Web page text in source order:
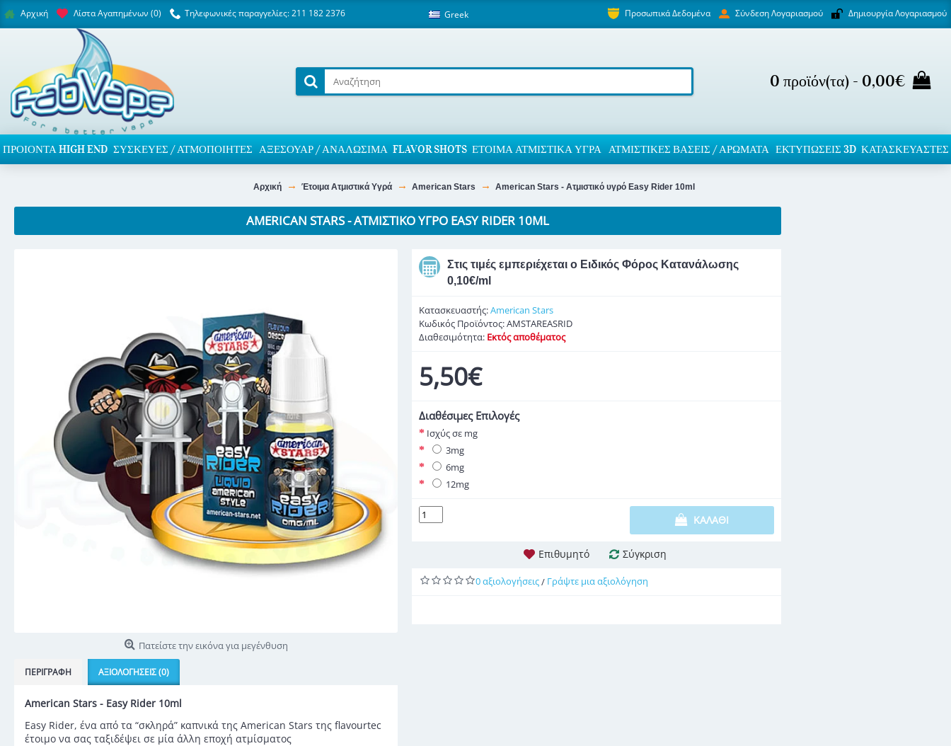
Αρχική Λίστα Αγαπημένων (0) Τηλεφωνικές παραγγελίες: 211 182 2376 Greek Προσωπικά Δεδομένα Σύνδεση Λογαριασμού Δημιουργία Λογαριασμού
0 προϊόν(τα) - 0,00€
ΠΡΟΙΌΝΤΑ HIGH END ΣΥΣΚΕΥΈΣ / ΑΤΜΟΠΟΙΗΤΈΣ ΑΞΕΣΟΥΆΡ / ΑΝΑΛΏΣΙΜΑ FLAVOR SHOTS ΈΤΟΙΜΑ ΑΤΜΙΣΤΙΚΆ ΥΓΡΆ ΑΤΜΙΣΤΙΚΈΣ ΒΆΣΕΙΣ / ΑΡΏΜΑΤΑ ΕΚΤΥΠΏΣΕΙΣ 3D ΚΑΤΑΣΚΕΥΑΣΤΕΣ
Αρχική Έτοιμα Ατμιστικά Υγρά American Stars American Stars - Ατμιστικό υγρό Easy Rider 10ml
AMERICAN STARS - ΑΤΜΙΣΤΙΚΌ ΥΓΡΌ EASY RIDER 10ML
Πατείστε την εικόνα για μεγένθυση
ΠΕΡΙΓΡΑΦΉ ΑΞΙΟΛΟΓΉΣΕΙΣ (0)
American Stars - Easy Rider 10ml
Easy Rider, ένα από τα “σκληρά” καπνικά της American Stars της flavourtec
έτοιμο να σας ταξιδέψει σε μία άλλη εποχή ατμίσματος
Στις τιμές εμπεριέχεται ο Ειδικός Φόρος Κατανάλωσης
0,10€/ml
Κατασκευαστής:American Stars
Κωδικός Προϊόντος:AMSTAREASRID
Διαθεσιμότητα: Εκτός αποθέματος
5,50€
Διαθέσιμες Επιλογές
Ισχύς σε mg
3mg
6mg
12mg
ΚΑΛΆΘΙ
Επιθυμητό Σύγκριση
0 αξιολογήσεις/ Γράψτε μια αξιολόγηση